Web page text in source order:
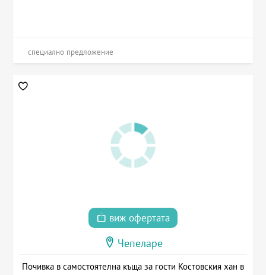
специално предложение
виж офертата
Чепеларе
Почивка в самостоятелна къща за гости Костовския хан в